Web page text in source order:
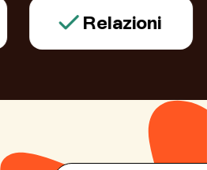
Relazioni